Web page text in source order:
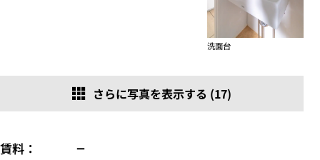
洗面台
さらに写真を表示する (17)
賃料 −